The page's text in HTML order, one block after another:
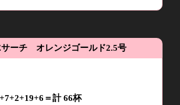
サーチ オレンジゴールド2.5号
+7+2+19+6 ＝計66杯